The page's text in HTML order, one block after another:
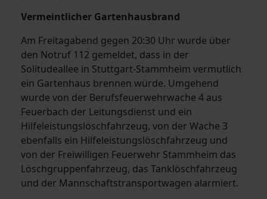
Vermeintlicher Gartenhausbrand
Am Freitagabend gegen 20:30 Uhr wurde über
den Notruf 112 gemeldet, dass in der
Solitudeallee in Stuttgart-Stammheim vermutlich
ein Gartenhaus brennen würde. Umgehend
wurde von der Berufsfeuerwehrwache 4 aus
Feuerbach der Leitungsdienst und ein
Hilfeleistungslöschfahrzeug, von der Wache 3
ebenfalls ein Hilfeleistungslöschfahrzeug und
von der Freiwilligen Feuerwehr Stammheim das
Löschgruppenfahrzeug, das Tanklöschfahrzeug
und der Mannschaftstransportwagen alarmiert.